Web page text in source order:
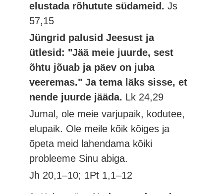
elustada rõhutute südameid.Js
57,15
Jüngrid palusid Jeesust ja
ütlesid: "Jää meie juurde, sest
õhtu jõuab ja päev on juba
veeremas." Ja tema läks sisse, et
nende juurde jääda. Lk 24,29
Jumal, ole meie varjupaik, kodutee,
elupaik. Ole meile kõik kõiges ja
õpeta meid lahendama kõiki
probleeme Sinu abiga.
Jh 20,1–10; 1Pt 1,1–12